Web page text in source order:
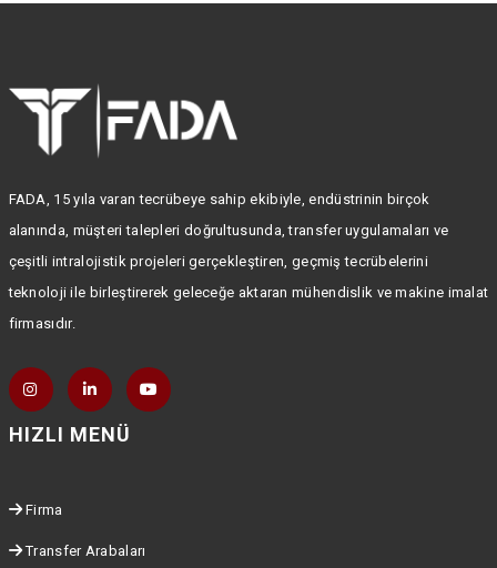
FADA, 15 yıla varan tecrübeye sahip ekibiyle, endüstrinin birçok
alanında, müşteri talepleri doğrultusunda, transfer uygulamaları ve
çeşitli intralojistik projeleri gerçekleştiren, geçmiş tecrübelerini
teknoloji ile birleştirerek geleceğe aktaran mühendislik ve makine imalat
firmasıdır.
HIZLI MENÜ
Firma
Transfer Arabaları